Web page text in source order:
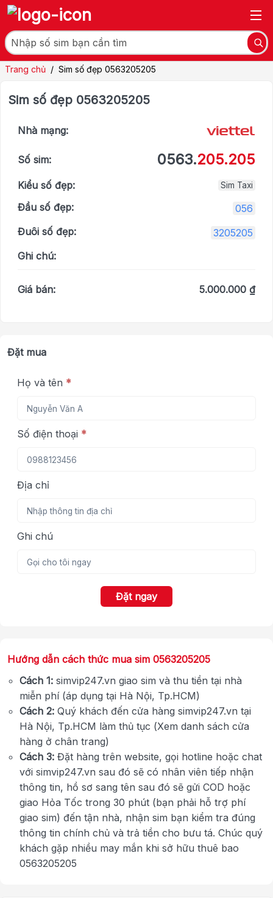
Trang chủ / Sim số đẹp 0563205205
Sim số đẹp 0563205205
Nhà mạng:
Số sim: 0563.205.205
Kiểu số đẹp: Sim Taxi
Đầu số đẹp:
056
Đuôi số đẹp:
3205205
Ghi chú:
Giá bán: 5.000.000 ₫
Đặt mua
Họ và tên *
Số điện thoại *
Địa chỉ
Ghi chú
Đặt ngay
Hướng dẫn cách thức mua sim 0563205205
Cách 1: simvip247.vn giao sim và thu tiền tại nhà
miễn phí (áp dụng tại Hà Nội, Tp.HCM)
Cách 2: Quý khách đến cửa hàng simvip247.vn tại
Hà Nội, Tp.HCM làm thủ tục (Xem danh sách cửa
hàng ở chân trang)
Cách 3: Đặt hàng trên website, gọi hotline hoặc chat
với simvip247.vn sau đó sẽ có nhân viên tiếp nhận
thông tin, hồ sơ sang tên sau đó sẽ gửi COD hoặc
giao Hỏa Tốc trong 30 phút (bạn phải hỗ trợ phí
giao sim) đến tận nhà, nhận sim bạn kiểm tra đúng
thông tin chính chủ và trả tiền cho bưu tá. Chúc quý
khách gặp nhiều may mắn khi sở hữu thuê bao
0563205205